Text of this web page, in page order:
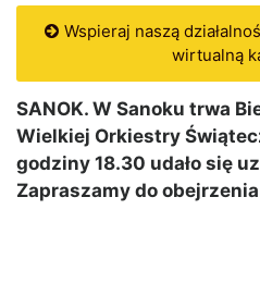
Wspieraj naszą
wirtualną
SANOK. W Sanoku trwa
Wielkiej Orkiestry
godziny 18.30 udało się
Zapraszamy do